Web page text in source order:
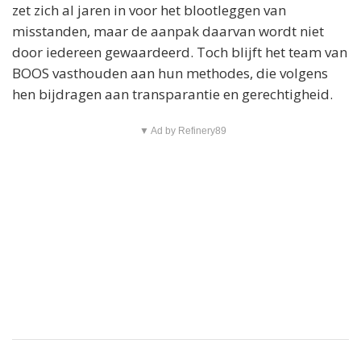
zet zich al jaren in voor het blootleggen van
misstanden, maar de aanpak daarvan wordt niet
door iedereen gewaardeerd. Toch blijft het team van
BOOS vasthouden aan hun methodes, die volgens
hen bijdragen aan transparantie en gerechtigheid.
▼ Ad by Refinery89